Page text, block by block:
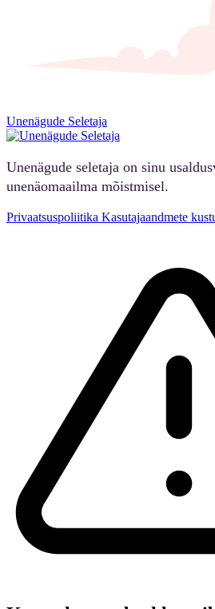
Unenägude Seletaja
Unenägude seletaja on sinu
unenäomaailma mõistmisel.
Privaatsuspoliitika Kasutajaandmete